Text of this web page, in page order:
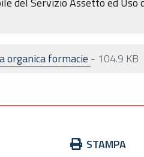
organica formacie - 104.9 KB
STAMPA